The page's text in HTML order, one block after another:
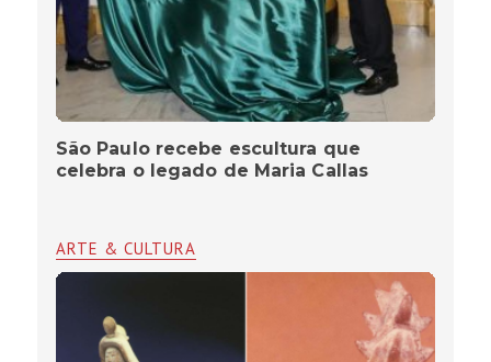
São Paulo recebe escultura que
celebra o legado de Maria Callas
ARTE & CULTURA